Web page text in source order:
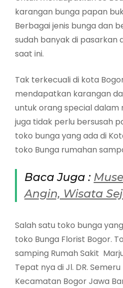
karangan bunga papan
Berbagai jenis bunga dan
sudah banyak di pasarkan
saat ini.
Tak terkecuali di kota
mendapatkan karangan
untuk orang special dalam
juga tidak perlu bersusah
toko bunga yang ada di
toko Bunga rumahan
Baca Juga :
Angin, Wisata
Salah satu toko bunga
toko Bunga Florist Bogor.
samping Rumah Sakit
Tepat nya di Jl. DR.
Kecamatan Bogor Jawa